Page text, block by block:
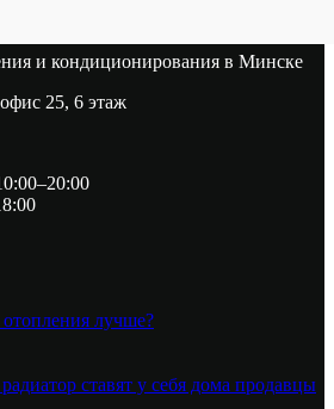
и кондиционирования в Минске
25, 6 этаж
лучше?
ставят у себя дома продавцы